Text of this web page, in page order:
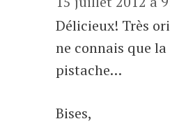
Délicieux! Très
ne connais que
pistache…
Bises,